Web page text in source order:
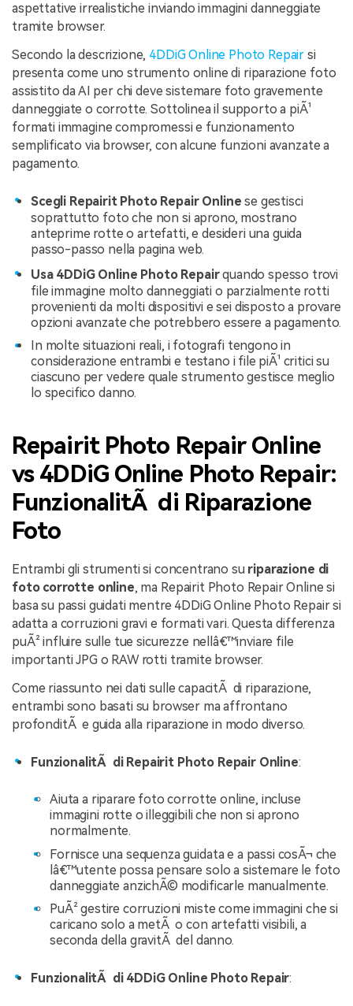
aspettative irrealistiche inviando immagini danneggiate
tramite browser.
Secondo la descrizione, 4DDiG Online Photo Repair si
presenta come uno strumento online di riparazione foto
assistito da AI per chi deve sistemare foto gravemente
danneggiate o corrotte. Sottolinea il supporto a piÃ¹
formati immagine compromessi e funzionamento
semplificato via browser, con alcune funzioni avanzate a
pagamento.
Scegli Repairit Photo Repair Online se gestisci
soprattutto foto che non si aprono, mostrano
anteprime rotte o artefatti, e desideri una guida
passo-passo nella pagina web.
Usa 4DDiG Online Photo Repairquando spesso trovi
file immagine molto danneggiati o parzialmente rotti
provenienti da molti dispositivi e sei disposto a provare
opzioni avanzate che potrebbero essere a pagamento.
In molte situazioni reali, i fotografi tengono in
considerazione entrambi e testano i file piÃ¹ critici su
ciascuno per vedere quale strumento gestisce meglio
lo specifico danno.
Repairit Photo Repair Online
vs 4DDiG Online Photo Repair:
FunzionalitÃ di Riparazione
Foto
Entrambi gli strumenti si concentrano su riparazione di
foto corrotte online, ma Repairit Photo Repair Online si
basa su passi guidati mentre 4DDiG Online Photo Repair si
adatta a corruzioni gravi e formati vari. Questa differenza
puÃ² influire sulle tue sicurezze nellâ€™inviare file
importanti JPG o RAW rotti tramite browser.
Come riassunto nei dati sulle capacitÃ di riparazione,
entrambi sono basati su browser ma affrontano
profonditÃ e guida alla riparazione in modo diverso.
FunzionalitÃ di Repairit Photo Repair Online:
Aiuta a riparare foto corrotte online, incluse
immagini rotte o illeggibili che non si aprono
normalmente.
Fornisce una sequenza guidata e a passi cosÃ¬ che
lâ€™utente possa pensare solo a sistemare le foto
danneggiate anzichÃ© modificarle manualmente.
PuÃ² gestire corruzioni miste come immagini che si
caricano solo a metÃ o con artefatti visibili, a
seconda della gravitÃ del danno.
FunzionalitÃ di 4DDiG Online Photo Repair: